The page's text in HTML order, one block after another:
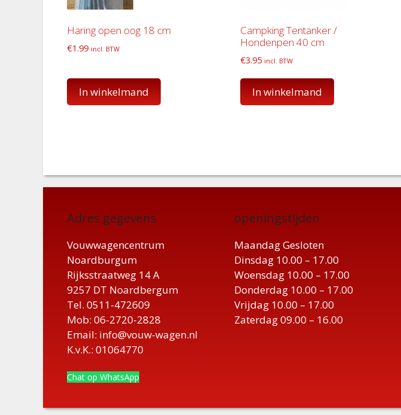
Haring open oog 18 cm
€1.99 incl. BTW
In winkelmand
Campking Tentanker /
Hondenpen 40 cm
€3.95 incl. BTW
In winkelmand
Adres gegevens
Vouwwagencentrum
Noardburgum
Rijksstraatweg 14 A
9257 DT Noardbergum
Tel. 0511-472609
Mob: 06-2720-2828
Email: info@vouw-wagen.nl
K.v.K.: 01064770
Chat op WhatsApp
openingstijden
Maandag Gesloten
Dinsdag 10.00 – 17.00
Woensdag 10.00 – 17.00
Donderdag 10.00 – 17.00
Vrijdag 10.00 – 17.00
Zaterdag 09.00 – 16.00